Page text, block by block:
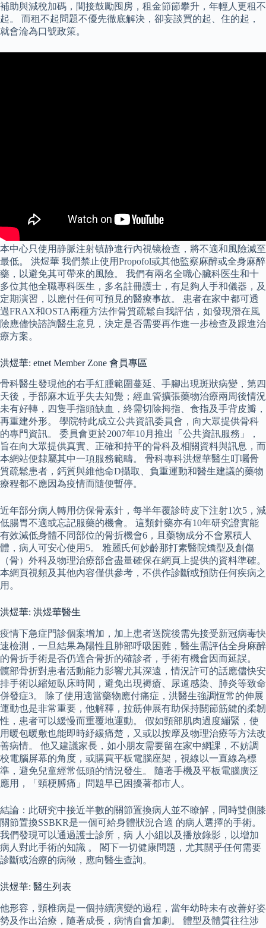
補助與減稅加碼，間接鼓勵囤房，租金節節攀升，年輕人更租不
起。 而租不起問題不優先徹底解決，卻妄談買的起、住的起，
就會淪為口號政策。
本中心只使用静脈注射镇静進行內視镜檢查，將不適和風險減至
最低。 洪煜華 我們禁止使用Propofol或其他監察麻醉或全身麻醉
藥，以避免其可帶來的風險。 我們有兩名全職心臟科医生和十
多位其他全職專科医生，多名註冊護士，有足夠人手和儀器，及
定期演習，以應付任何可預見的醫療事故。 患者在家中都可透
過FRAX和OSTA兩種方法作骨質疏鬆自我評估，如發現潛在風
險應儘快諮詢醫生意見，決定是否需要再作進一步檢查及跟進治
療方案。
洪煜華: etnet Member Zone 會員專區
骨科醫生發現他的右手紅腫範圍蔓延、手腳出現斑狀病變，第四
天後，手部麻木近乎失去知覺；經血管擴張藥物治療兩周後情況
未有好轉，四隻手指頭缺血，終需切除拇指、食指及手背皮瓣，
再重建外形。 學院特此成立公共資訊委員會，向大眾提供骨科
的專門資訊。 委員會更於2007年10月推出「公共資訊服務」，
旨在向大眾提供真實、正確和持平的骨科及相關資料與訊息，而
本網站便隸屬其中一項服務範疇。 骨科專科洪煜華醫生叮囑骨
質疏鬆患者，鈣質與維他命D攝取、負重運動和醫生建議的藥物
療程都不應因為疫情而隨便暫停。
近年部分病人轉用仿保骨素針，每半年覆診時皮下注射1次5，減
低腸胃不適或忘記服藥的機會。 這類針藥亦有10年研究證實能
有效減低身體不同部位的骨折機會6，且藥物成分不會累積人
體，病人可安心使用5。 雅麗氏何妙齡那打素醫院矯型及創傷
（骨）外科及物理治療部會盡量確保在網頁上提供的資料準確。
本網頁視頻及其他內容僅供參考，不供作診斷或預防任何疾病之
用。
洪煜華: 洪煜華醫生
疫情下急症門診個案增加，加上患者送院後需先接受新冠病毒快
速檢測，一旦結果為陽性且肺部呼吸困難，醫生需評估全身麻醉
的骨折手術是否仍適合骨折的確診者，手術有機會因而延誤。
髖部骨折對患者活動能力影響尤其深遠，情況許可的話應儘快安
排手術以縮短臥床時間，避免出現褥瘡、尿道感染、肺炎等致命
併發症3。 除了使用適當藥物應付痛症，洪醫生強調恆常的伸展
運動也是非常重要，他解釋，拉筋伸展有助保持關節筋鍵的柔韌
性，患者可以緩慢而重覆地運動。 假如頸部肌肉過度繃緊，使
用暖包暖敷也能即時紓緩痛楚，又或以按摩及物理治療等方法改
善病情。 他又建議家長，如小朋友需要留在家中網課，不妨調
校電腦屏幕的角度，或購買平板電腦座架，視線以一直線為標
準，避免兒童經常低頭的情況發生。 隨著手機及平板電腦廣泛
應用，「頸梗膊痛」問題早已困擾著都市人。
結論：此研究中接近半數的關節置換病人並不瞭解，同時雙側膝
關節置換SSBKR是一個可給身體狀況合適 的病人選擇的手術。
我們發現可以通過護士診所，病 人小組以及播放錄影，以增加
病人對此手術的知識 。 閣下一切健康問題，尤其關乎任何需要
診斷或治療的病徵，應向醫生查詢。
洪煜華: 醫生列表
他形容，頸椎病是一個持續演變的過程，當年幼時未有改善好姿
勢及作出治療，隨著成長，病情自會加劇。 體型及體質往往涉